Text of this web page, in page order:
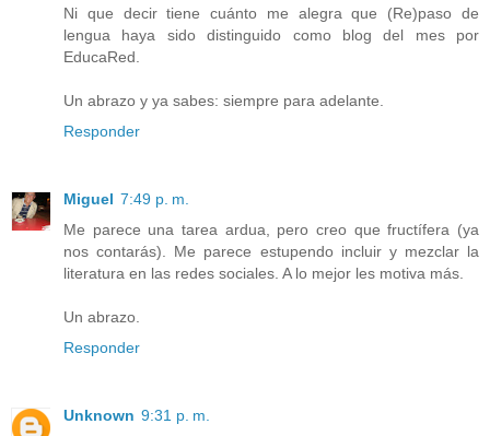
Ni que decir tiene cuánto me alegra que (Re)paso de
lengua haya sido distinguido como blog del mes por
EducaRed.
Un abrazo y ya sabes: siempre para adelante.
Responder
Miguel 7:49 p. m.
Me parece una tarea ardua, pero creo que fructífera (ya
nos contarás). Me parece estupendo incluir y mezclar la
literatura en las redes sociales. A lo mejor les motiva más.
Un abrazo.
Responder
Unknown 9:31 p. m.